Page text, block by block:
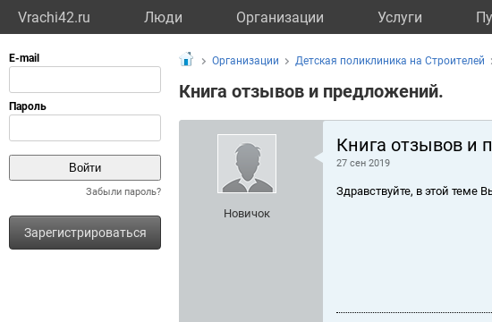
Vrachi42.ru Люди Организации Услуги
Забыли пароль?
Зарегистрироваться
Организации Детская поликлиника на Строителей
Книга отзывов и предложений.
Новичок
Книга отзывов и
27 сен 2019
Здравствуйте, в этой теме